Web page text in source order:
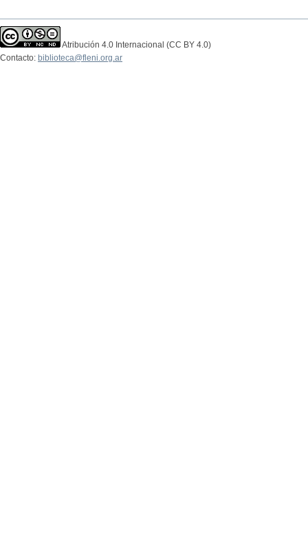
Atribución 4.0 Internacional (CC BY 4.0)
Contacto: biblioteca@fleni.org.ar